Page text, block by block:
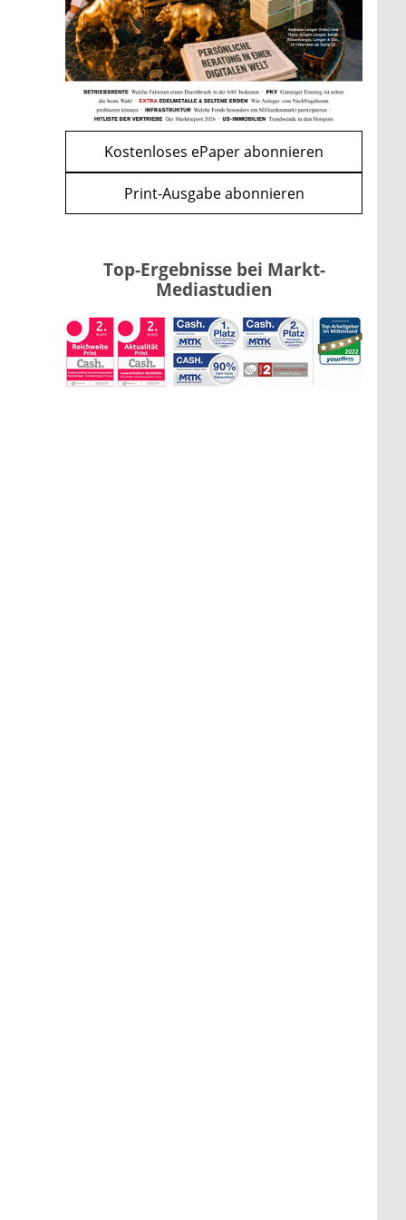
WEITERE ARTIKEL
zurückweiter
Kind möglich
mehr
Kostenloses ePaper abonnieren
Print-Ausgabe abonnieren
Top-Ergebnisse bei Markt-
Mediastudien